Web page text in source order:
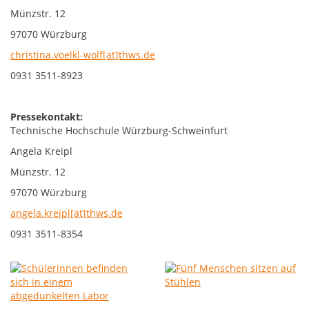
Münzstr. 12
97070 Würzburg
christina.voelkl-wolf[at]thws.de
0931 3511-8923
Pressekontakt:
Technische Hochschule Würzburg-Schweinfurt
Angela Kreipl
Münzstr. 12
97070 Würzburg
angela.kreipl[at]thws.de
0931 3511-8354